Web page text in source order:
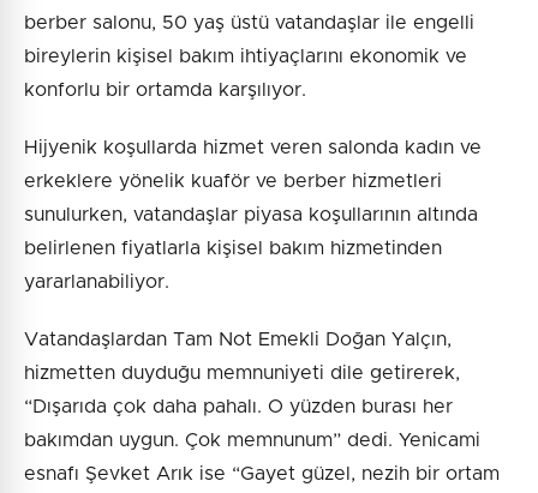
berber salonu, 50 yaş üstü vatandaşlar ile engelli
bireylerin kişisel bakım ihtiyaçlarını ekonomik ve
konforlu bir ortamda karşılıyor.
Hijyenik koşullarda hizmet veren salonda kadın ve
erkeklere yönelik kuaför ve berber hizmetleri
sunulurken, vatandaşlar piyasa koşullarının altında
belirlenen fiyatlarla kişisel bakım hizmetinden
yararlanabiliyor.
Vatandaşlardan Tam Not Emekli Doğan Yalçın,
hizmetten duyduğu memnuniyeti dile getirerek,
“Dışarıda çok daha pahalı. O yüzden burası her
bakımdan uygun. Çok memnunum” dedi. Yenicami
esnafı Şevket Arık ise “Gayet güzel, nezih bir ortam